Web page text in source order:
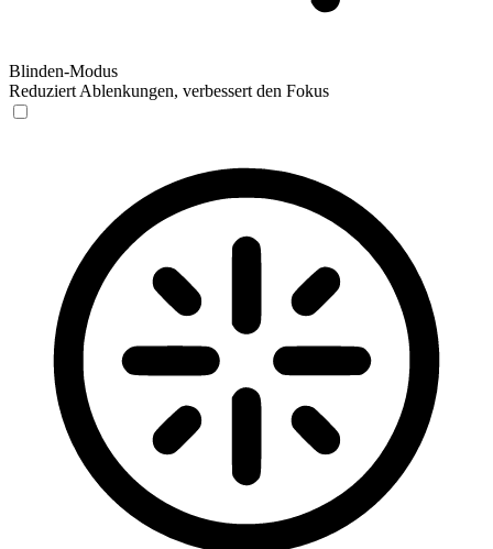
Blinden-Modus
Reduziert Ablenkungen, verbessert den Fokus